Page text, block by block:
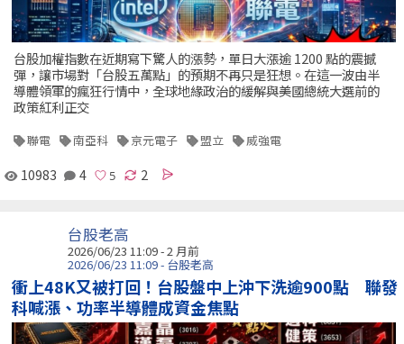
台股加權指數在近期寫下驚人的漲勢，單日大漲逾 1200 點的震撼
彈，讓市場對「台股五萬點」的預期不再只是狂想。在這一波由半
導體領軍的瘋狂行情中，全球地緣政治的緩解與美國總統大選前的
政策紅利正交
聯電 南亞科 京元電子 盟立 威強電
10983 4 2
台股老高
2026/06/23 11:09 - 2 月前
2026/06/23 11:09 - 台股老高
衝上48K又被打回！台股盤中上沖下洗逾900點 聯發
科喊漲、功率半導體成資金焦點